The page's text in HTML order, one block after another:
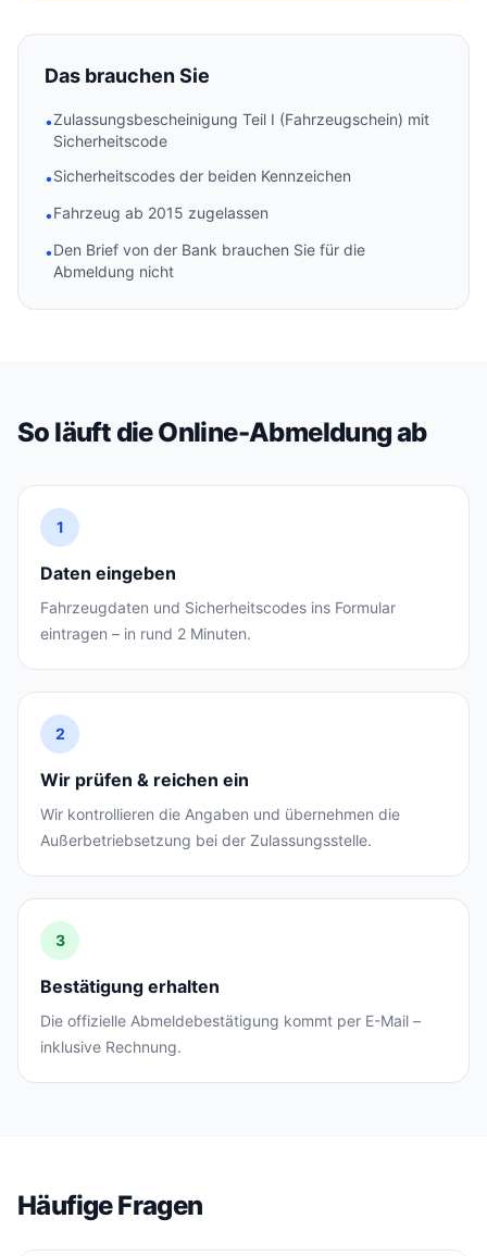
Das brauchen Sie
•Zulassungsbescheinigung Teil I (Fahrzeugschein) mit
Sicherheitscode
•Sicherheitscodes der beiden Kennzeichen
•Fahrzeug ab 2015 zugelassen
•Den Brief von der Bank brauchen Sie für die
Abmeldung nicht
So läuft die Online-Abmeldung ab
1
Daten eingeben
Fahrzeugdaten und Sicherheitscodes ins Formular
eintragen – in rund 2 Minuten.
2
Wir prüfen & reichen ein
Wir kontrollieren die Angaben und übernehmen die
Außerbetriebsetzung bei der Zulassungsstelle.
3
Bestätigung erhalten
Die offizielle Abmeldebestätigung kommt per E-Mail –
inklusive Rechnung.
Häufige Fragen